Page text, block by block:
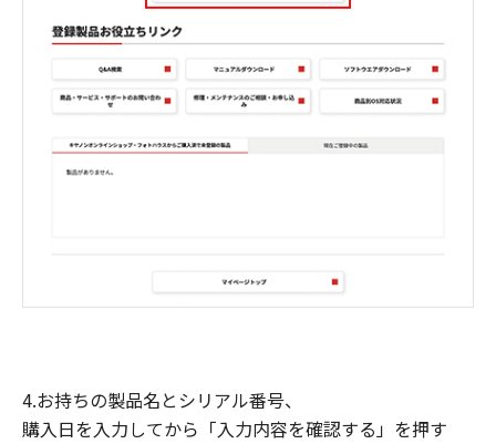
4.お持ちの製品名とシリアル番号、
購入日を入力してから「入力内容を確認する」を押す